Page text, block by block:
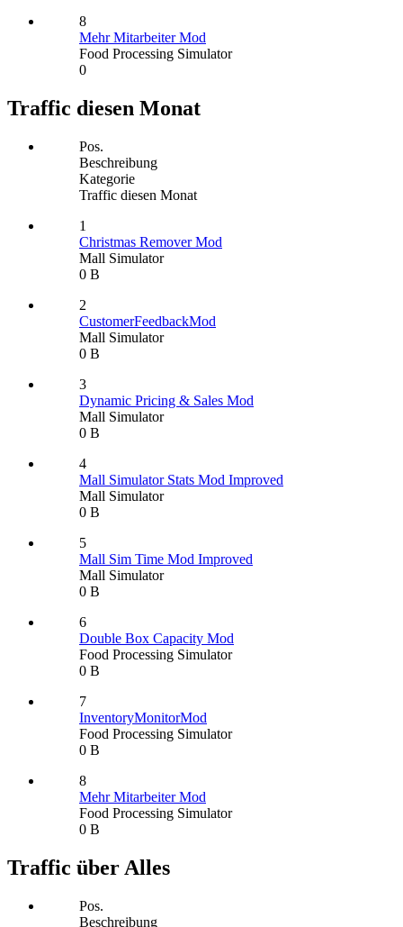
8
Mehr Mitarbeiter Mod
Food Processing Simulator
0
Traffic diesen Monat
Pos.
Beschreibung
Kategorie
Traffic diesen Monat
1
Christmas Remover Mod
Mall Simulator
0 B
2
CustomerFeedbackMod
Mall Simulator
0 B
3
Dynamic Pricing & Sales Mod
Mall Simulator
0 B
4
Mall Simulator Stats Mod Improved
Mall Simulator
0 B
5
Mall Sim Time Mod Improved
Mall Simulator
0 B
6
Double Box Capacity Mod
Food Processing Simulator
0 B
7
InventoryMonitorMod
Food Processing Simulator
0 B
8
Mehr Mitarbeiter Mod
Food Processing Simulator
0 B
Traffic über Alles
Pos.
Beschreibung